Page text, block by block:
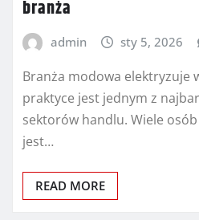
branża
admin sty 5, 2026
Branża modowa elektryzuje
praktyce jest jednym z
sektorów handlu. Wiele
jest…
READ MORE